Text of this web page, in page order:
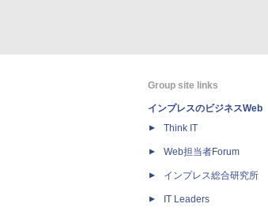
Group site links
インプレスのビジネスWeb
Think IT
Web担当者Forum
インプレス総合研究所
IT Leaders